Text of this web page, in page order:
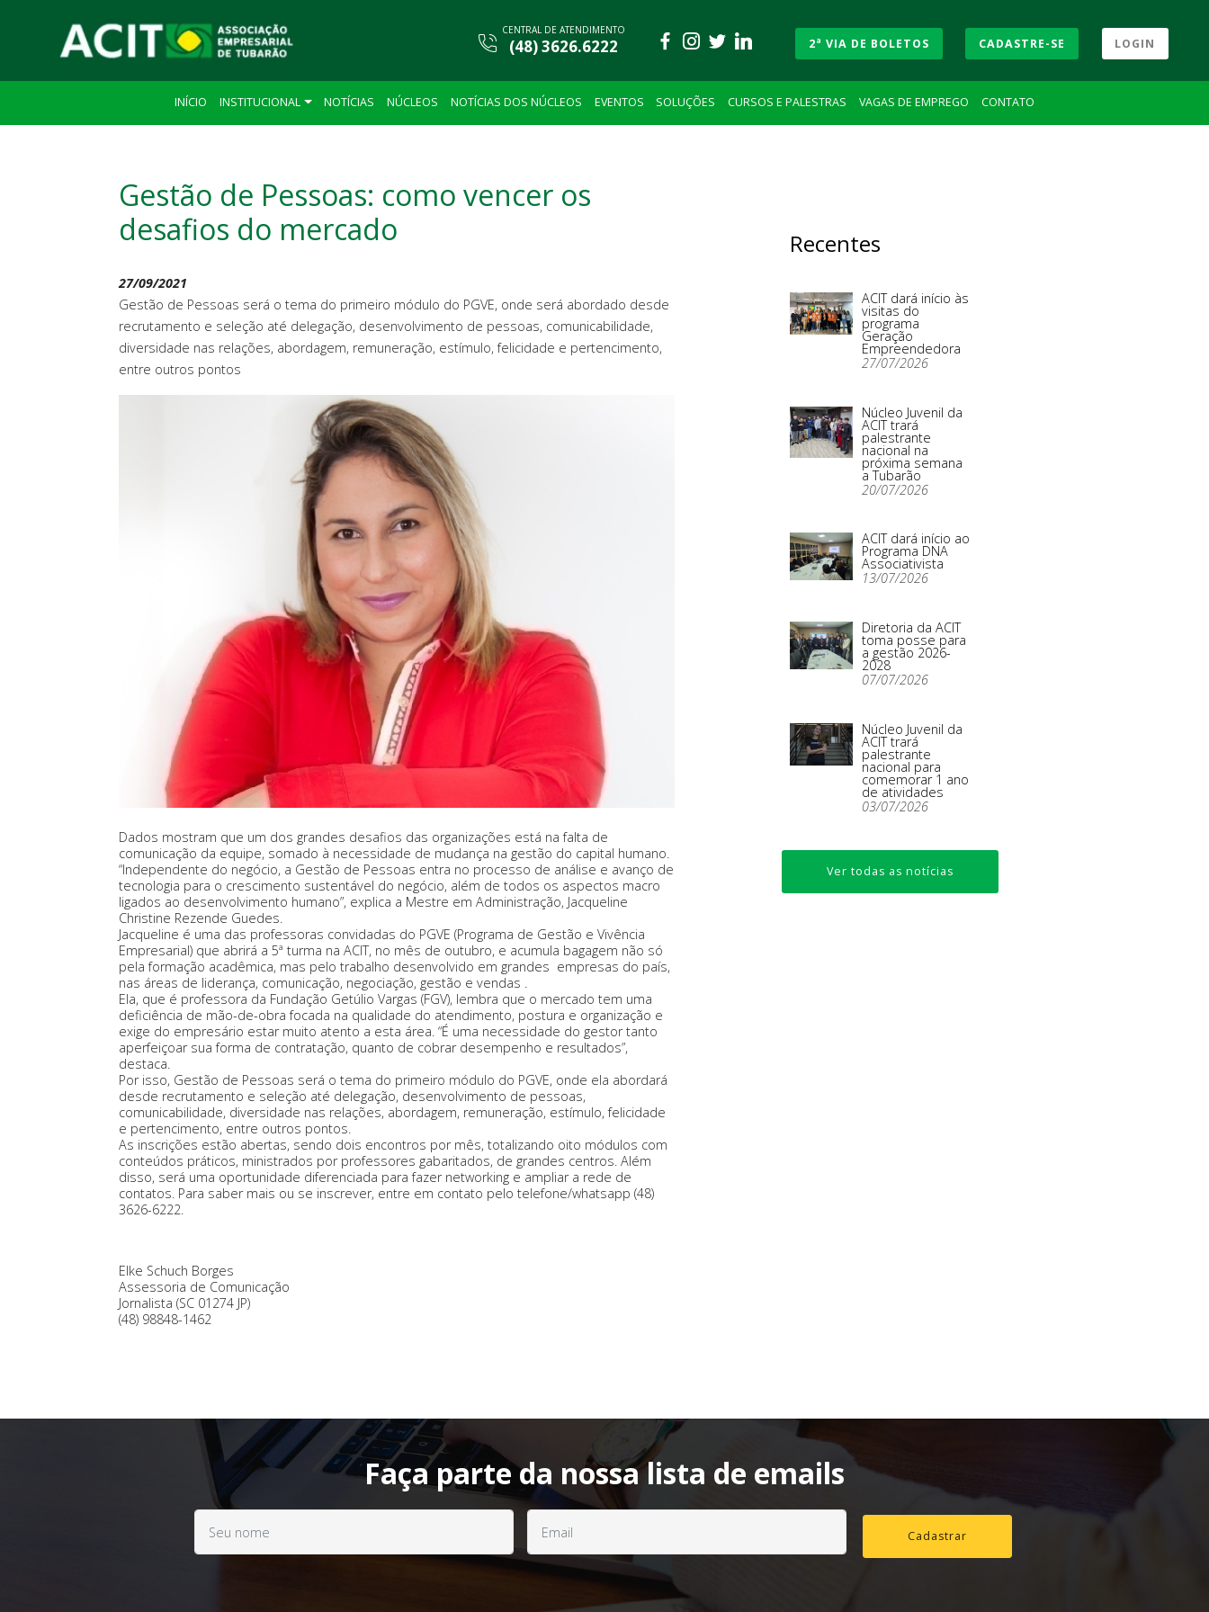
CENTRAL DE ATENDIMENTO
(48) 3626.6222 2ª VIA DE BOLETOS CADASTRE-SE LOGIN
INÍCIO INSTITUCIONAL NOTÍCIAS NÚCLEOS NOTÍCIAS DOS NÚCLEOS EVENTOS SOLUÇÕES CURSOS E PALESTRAS VAGAS DE EMPREGO CONTATO
Gestão de Pessoas: como vencer os
desafios do mercado
27/09/2021
Gestão de Pessoas será o tema do primeiro módulo do PGVE, onde será abordado desde
recrutamento e seleção até delegação, desenvolvimento de pessoas, comunicabilidade,
diversidade nas relações, abordagem, remuneração, estímulo, felicidade e pertencimento,
entre outros pontos
Dados mostram que um dos grandes desafios das organizações está na falta de
comunicação da equipe, somado à necessidade de mudança na gestão do capital humano.
“Independente do negócio, a Gestão de Pessoas entra no processo de análise e avanço de
tecnologia para o crescimento sustentável do negócio, além de todos os aspectos macro
ligados ao desenvolvimento humano”, explica a Mestre em Administração, Jacqueline
Christine Rezende Guedes.
Jacqueline é uma das professoras convidadas do PGVE (Programa de Gestão e Vivência
Empresarial) que abrirá a 5ª turma na ACIT, no mês de outubro, e acumula bagagem não só
pela formação acadêmica, mas pelo trabalho desenvolvido em grandes empresas do país,
nas áreas de liderança, comunicação, negociação, gestão e vendas .
Ela, que é professora da Fundação Getúlio Vargas (FGV), lembra que o mercado tem uma
deficiência de mão-de-obra focada na qualidade do atendimento, postura e organização e
exige do empresário estar muito atento a esta área. “É uma necessidade do gestor tanto
aperfeiçoar sua forma de contratação, quanto de cobrar desempenho e resultados”,
destaca.
Por isso, Gestão de Pessoas será o tema do primeiro módulo do PGVE, onde ela abordará
desde recrutamento e seleção até delegação, desenvolvimento de pessoas,
comunicabilidade, diversidade nas relações, abordagem, remuneração, estímulo, felicidade
e pertencimento, entre outros pontos.
As inscrições estão abertas, sendo dois encontros por mês, totalizando oito módulos com
conteúdos práticos, ministrados por professores gabaritados, de grandes centros. Além
disso, será uma oportunidade diferenciada para fazer networking e ampliar a rede de
contatos. Para saber mais ou se inscrever, entre em contato pelo telefone/whatsapp (48)
3626-6222.
Elke Schuch Borges
Assessoria de Comunicação
Jornalista (SC 01274 JP)
(48) 98848-1462
Recentes
ACIT dará início às
visitas do
programa
Geração
Empreendedora
27/07/2026
Núcleo Juvenil da
ACIT trará
palestrante
nacional na
próxima semana
a Tubarão
20/07/2026
ACIT dará início ao
Programa DNA
Associativista
13/07/2026
Diretoria da ACIT
toma posse para
a gestão 2026-
2028
07/07/2026
Núcleo Juvenil da
ACIT trará
palestrante
nacional para
comemorar 1 ano
de atividades
03/07/2026
Ver todas as notícias
Faça parte da nossa lista de emails
Cadastrar